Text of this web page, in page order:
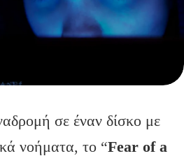
σε έναν δίσκο με
νοήματα, το “Fear ofa